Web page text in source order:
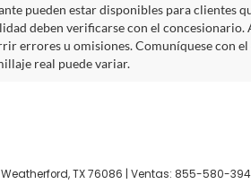
pueden estar disponibles para clientes
deben verificarse con el concesionario.
errores u omisiones. Comuníquese con
real puede variar.
Weatherford,TX76086 | Ventas: 855-580-